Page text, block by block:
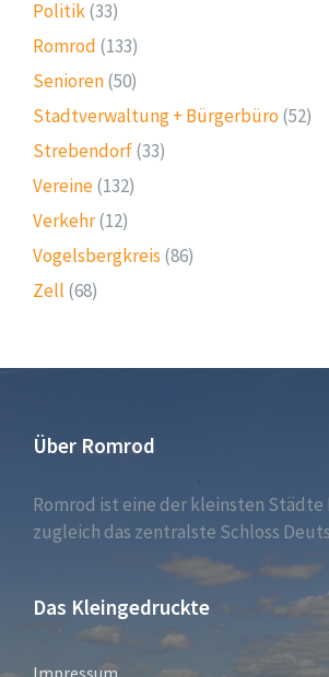
Politik(33)
Romrod (133)
Senioren(50)
Stadtverwaltung + Bürgerbüro (52)
Strebendorf(33)
Vereine(132)
Verkehr(12)
Vogelsbergkreis (86)
Zell (68)
Über Romrod
Romrod ist eine der kleinsten Städte
zugleich das zentralste Schloss
Das Kleingedruckte